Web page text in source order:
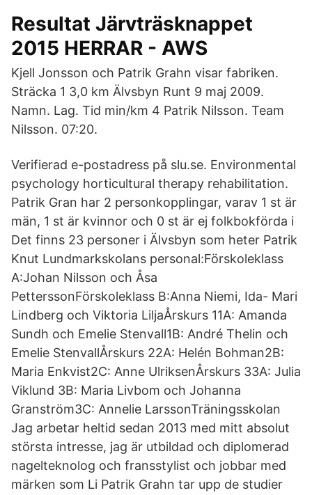
Resultat Järvträsknappet
2015 HERRAR - AWS
Kjell Jonsson och Patrik Grahn visar fabriken.
Sträcka 1 3,0 km Älvsbyn Runt 9 maj 2009.
Namn. Lag. Tid min/km 4 Patrik Nilsson. Team
Nilsson. 07:20.
Verifierad e-postadress på slu.se. Environmental
psychology horticultural therapy rehabilitation.
Patrik Gran har 2 personkopplingar, varav 1 st är
män, 1 st är kvinnor och 0 st är ej folkbokförda i
Det finns 23 personer i Älvsbyn som heter Patrik
Knut Lundmarkskolans personal:Förskoleklass
A:Johan Nilsson och Åsa
PetterssonFörskoleklass B:Anna Niemi, Ida- Mari
Lindberg och Viktoria LiljaÅrskurs 11A: Amanda
Sundh och Emelie Stenvall1B: André Thelin och
Emelie StenvallÅrskurs 22A: Helén Bohman2B:
Maria Enkvist2C: Anne UlriksenÅrskurs 33A: Julia
Viklund 3B: Maria Livbom och Johanna
Granström3C: Annelie LarssonTräningsskolan
Jag arbetar heltid sedan 2013 med mitt absolut
största intresse, jag är utbildad och diplomerad
nagelteknolog och fransstylist och jobbar med
märken som Li Patrik Grahn tar upp de studier